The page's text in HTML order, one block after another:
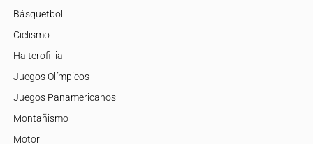
Básquetbol
Ciclismo
Halterofillia
Juegos Olímpicos
Juegos Panamericanos
Montañismo
Motor